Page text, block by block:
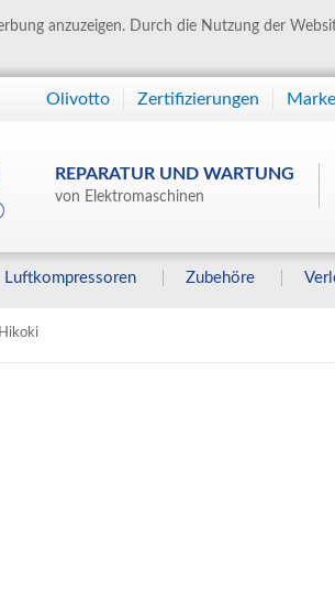
anzuzeigen. Durch die Nutzung der
Luftkompressoren Zubehöre
REPARATUR UND WARTUNG
von Elektromaschinen
Olivotto Zertifizierungen